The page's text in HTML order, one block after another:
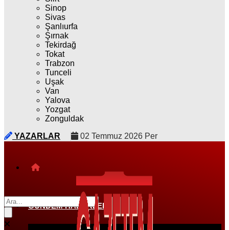
Sinop
Sivas
Şanlıurfa
Şırnak
Tekirdağ
Tokat
Trabzon
Tunceli
Uşak
Van
Yalova
Yozgat
Zonguldak
YAZARLAR
02 Temmuz 2026 Per
GÜNDEM HABERLERI